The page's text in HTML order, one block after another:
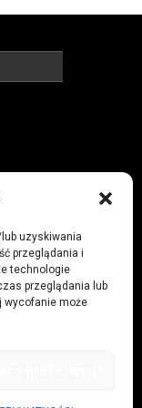
uzyskiwania
przeglądania i
technologie
przeglądania lub
wycofanie może